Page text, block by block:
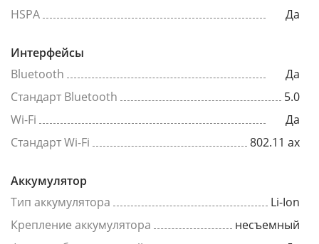
HSPA
Да
Интерфейсы
Bluetooth
Да
Стандарт Bluetooth
5.0
Wi-Fi
Да
Стандарт Wi-Fi
802.11 ax
Аккумулятор
Тип аккумулятора
Li-Ion
Крепление аккумулятора
несъемный